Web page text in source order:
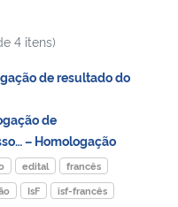
4 itens)
de resultado do
de
– Homologação
edital
francês
IsF
isf-francês